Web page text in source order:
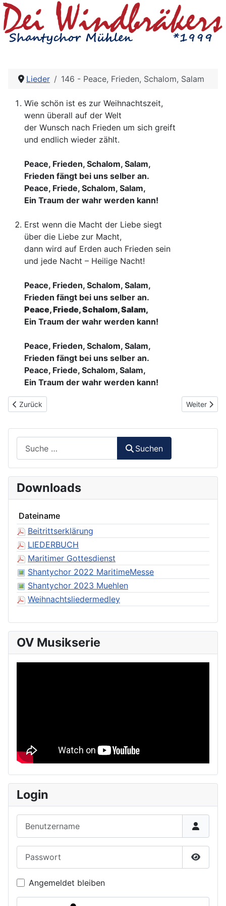
Lieder 146 - Peace, Frieden, Schalom, Salam
Wie schön ist es zur Weihnachtszeit,
wenn überall auf der Welt
der Wunsch nach Frieden um sich greift
und endlich wieder zählt.
Peace, Frieden, Schalom, Salam,
Frieden fängt bei uns selber an.
Peace, Friede, Schalom, Salam,
Ein Traum der wahr werden kann!
Erst wenn die Macht der Liebe siegt
über die Liebe zur Macht,
dann wird auf Erden auch Frieden sein
und jede Nacht – Heilige Nacht!
Peace, Frieden, Schalom, Salam,
Frieden fängt bei uns selber an.
Peace, Friede, Schalom, Salam,
Ein Traum der wahr werden kann!
Peace, Frieden, Schalom, Salam,
Frieden fängt bei uns selber an.
Peace, Friede, Schalom, Salam,
Ein Traum der wahr werden kann!
Vorheriger Beitrag: 145 - Michael row the boat ashore
Zurück Nächster
Weiter
Suchen
Downloads
Dateiname
Beitrittserklärung
LIEDERBUCH
Maritimer Gottesdienst
Shantychor 2022 MaritimeMesse
Shantychor 2023 Muehlen
Weihnachtsliedermedley
OV Musikserie
Login
Angemeldet bleiben